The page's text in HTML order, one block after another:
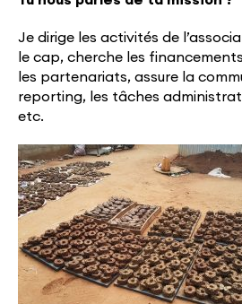
Je dirige les activités de
le cap, cherche les
les partenariats, assure la
reporting, les tâches
etc.